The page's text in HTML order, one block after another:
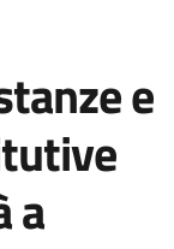
e
a